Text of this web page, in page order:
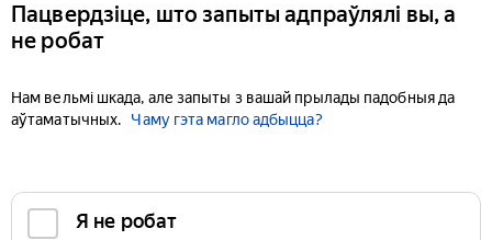
Пацвердзіце, што запыты адпраўлялі вы, а
не робат
Нам вельмі шкада, але запыты з вашай прылады падобныя да
аўтаматычных.
Чаму гэта магло адбыцца?
Я не робат